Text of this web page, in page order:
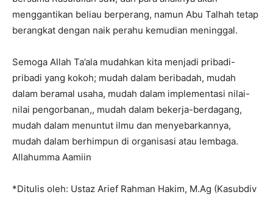
menggantikan beliau berperang, namun Abu Talhah tetap
berangkat dengan naik perahu kemudian meninggal.
Semoga Allah Ta’ala mudahkan kita menjadi pribadi-
pribadi yang kokoh; mudah dalam beribadah, mudah
dalam beramal usaha, mudah dalam implementasi nilai-
nilai pengorbanan,, mudah dalam bekerja-berdagang,
mudah dalam menuntut ilmu dan menyebarkannya,
mudah dalam berhimpun di organisasi atau lembaga.
Allahumma Aamiin
*Ditulis oleh: Ustaz Arief Rahman Hakim, M.Ag (Kasubdiv